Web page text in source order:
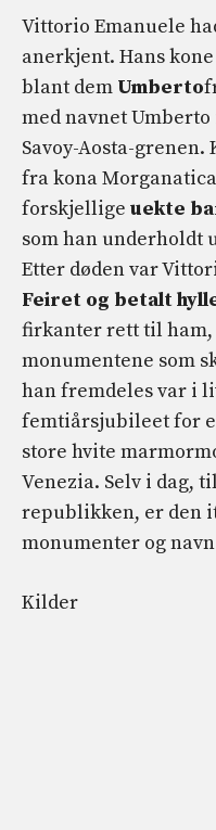
Vittorio Emanuele
anerkjent. Hans
blant dem Umberto
med navnet Umberto
Savoy-Aosta-grenen.
fra kona
forskjellige uekte
som han underholdt
Etter døden var
Feiret og betalt
firkanter rett til
monumentene som
han fremdeles var i
femtiårsjubileet for
store hvite
Venezia. Selv i dag,
republikken, er den
monumenter og
Kilder